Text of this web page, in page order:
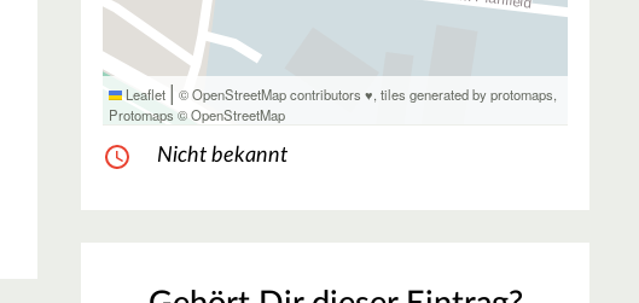
Leaflet | © OpenStreetMap contributors ♥,tiles generated by protomaps,
Protomaps©OpenStreetMap
Nicht bekannt